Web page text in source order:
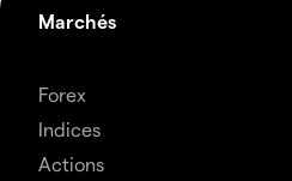
Marchés
Forex
Indices
Actions